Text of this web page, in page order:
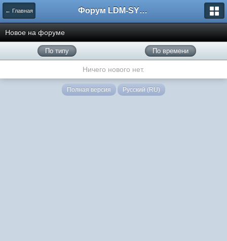
← Главная Форум LDM-SYSTEMS
Новое на форуме
По типу По времени
Ничего нового нет.
Полная версия Русский (RU)